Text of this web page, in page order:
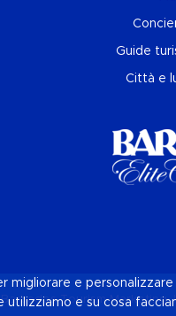
Guide
Città e
Tourism Marketing,
e
utilizziamo e su cosa